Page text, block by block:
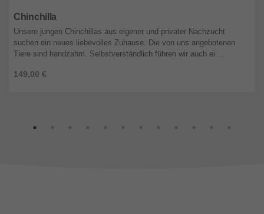
Chinchilla
149,00 €
Unsere jungen Chinchillas aus eigener und privater Nachzucht
suchen ein neues liebevolles Zuhause. Die von uns angebotenen
Tiere sind handzahm. Selbstverständlich führen wir auch ei ...